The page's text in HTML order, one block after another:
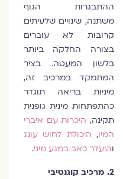
ההתבגרות הגוף
משתנה, שינויים שלעיתים
קרובות לא עוברים
בצורה החלקה ביותר
בלשון המעטה. בציר
המתמקד במרכיב זה,
מיניות בריאה תוגדר
כהתפתחות מינית גופנית
תקינה,היכרות עם איברי
המין,היכולת לחוש עונג
היעדר כאב במגע מיני.